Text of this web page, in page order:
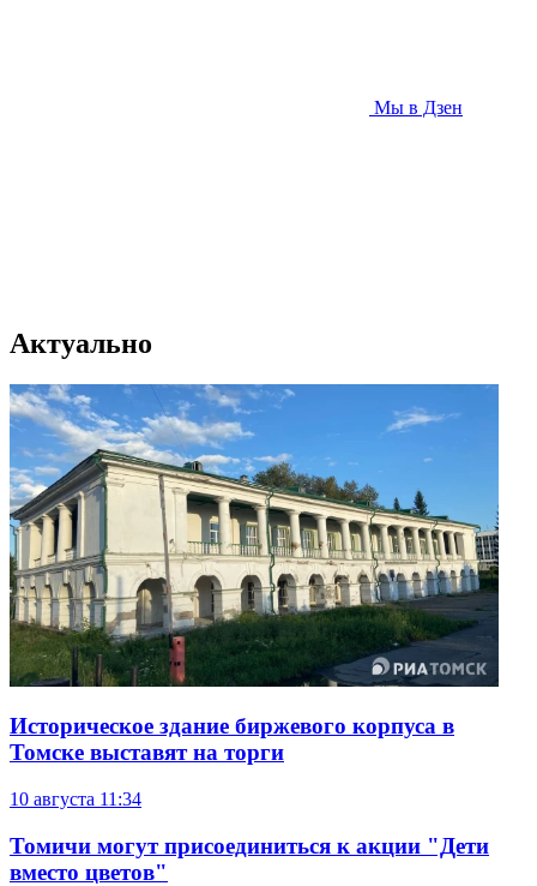
Мы в Дзен
Актуально
Историческое здание биржевого корпуса в
Томске выставят на торги
10 августа 11:34
Томичи могут присоединиться к акции "Дети
вместо цветов"